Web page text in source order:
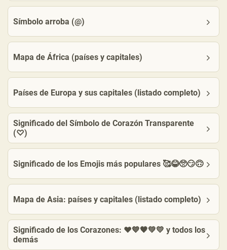
Símbolo arroba (@)
Mapa de África (países y capitales)
Países de Europa y sus capitales (listado completo)
Significado del Símbolo de Corazón Transparente
(♡)
Significado de los Emojis más populares 🥰😂🥺😏🙃
Mapa de Asia: países y capitales (listado completo)
Significado de los Corazones: ❤️💙🖤💚💛 y todos los
demás